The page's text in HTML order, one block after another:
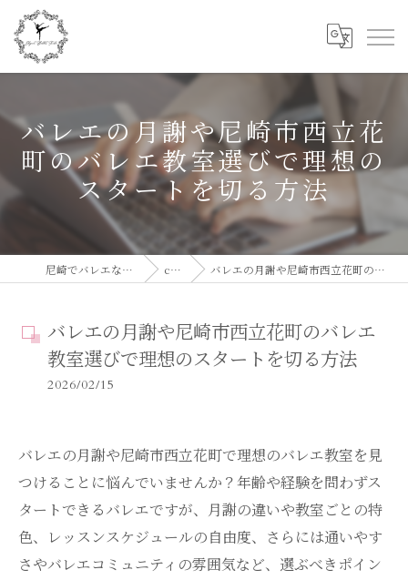
バレエの月謝や尼崎市西立花
町のバレエ教室選びで理想の
スタートを切る方法
尼崎でバレエならElegant Ballet Studio column バレエの月謝や尼崎市西立花町のバレエ教室選びで理想のスタートを切る方法
バレエの月謝や尼崎市西立花町のバレエ
教室選びで理想のスタートを切る方法
2026/02/15
バレエの月謝や尼崎市西立花町で理想のバレエ教室を見
つけることに悩んでいませんか？年齢や経験を問わずス
タートできるバレエですが、月謝の違いや教室ごとの特
色、レッスンスケジュールの自由度、さらには通いやす
さやバレエコミュニティの雰囲気など、選ぶべきポイン